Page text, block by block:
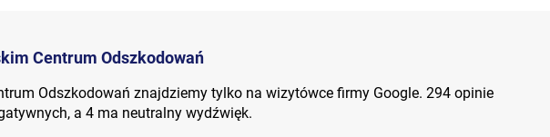
Centrum Odszkodowań
Odszkodowań znajdziemy tylko na wizytówce firmy Google. 294 opinie
a 4 ma neutralny wydźwięk.